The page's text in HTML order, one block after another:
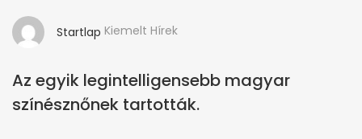
Startlap Kiemelt Hírek
Az egyik legintelligensebb magyar
színésznőnek tartották.